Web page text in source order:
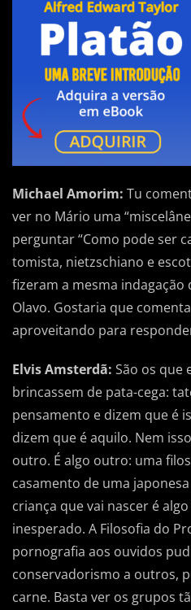
Michael Amorim: Tu
ver no Mário uma
perguntar “Como pode ser
tomista, nietzschiano e
fizeram a mesma
Olavo. Gostaria que
aproveitando para
Elvis Amsterdã: São os que
brincassem de pata-cega:
pensamento e dizem que é
dizem que é aquilo. Nem
outro. É algo outro: uma
casamento de uma
criança que vai nascer é
inesperado. A Filosofia do
pornografia aos ouvidos
conservadorismo a outros,
carne. Basta ver os grupos